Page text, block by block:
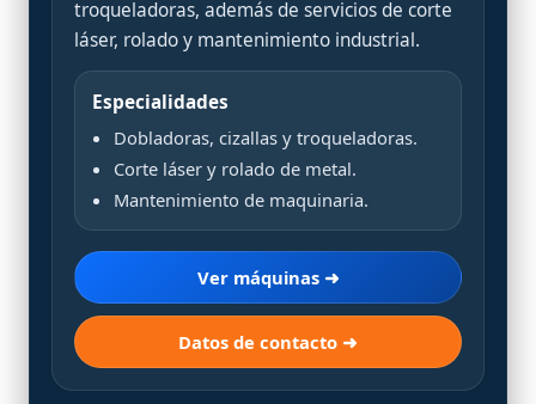
troqueladoras, además de servicios de corte
láser, rolado y mantenimiento industrial.
Especialidades
Dobladoras, cizallas y troqueladoras.
Corte láser y rolado de metal.
Mantenimiento de maquinaria.
Ver máquinas ➜
Datos de contacto ➜